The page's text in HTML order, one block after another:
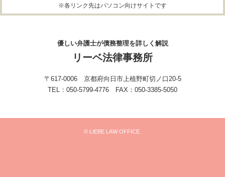
※各リンク先はパソコン向けサイトです
優しい弁護士が債務整理を詳しく解説
リーベ法律事務所
〒617-0006 京都府向日市上植野町切ノ口20-5
TEL：050-5799-4776 FAX：050-3385-5050
© LIEBE LAW OFFICE.